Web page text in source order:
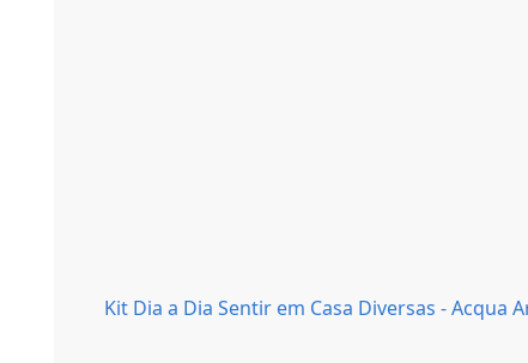
Kit Dia a Dia Sentir em Casa Diversas - Acqua